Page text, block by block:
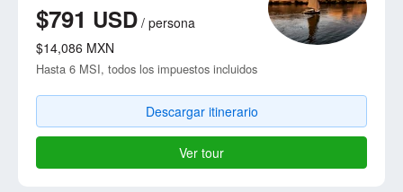
$791 USD / persona
$14,086 MXN
Hasta 6 MSI, todos los impuestos incluidos
Descargar itinerario
Ver tour